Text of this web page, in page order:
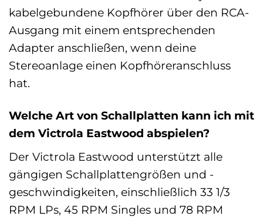
kabelgebundene Kopfhörer über den RCA-
Ausgang mit einem entsprechenden
Adapter anschließen, wenn deine
Stereoanlage einen Kopfhöreranschluss
hat.
Welche Art von Schallplatten kann ich mit
dem Victrola Eastwood abspielen?
Der Victrola Eastwood unterstützt alle
gängigen Schallplattengrößen und -
geschwindigkeiten, einschließlich 33 1/3
RPM LPs, 45 RPM Singles und 78 RPM